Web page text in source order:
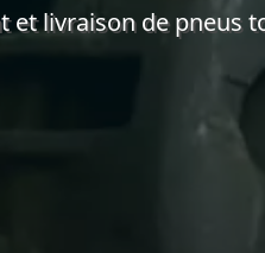
et livraison de pneus